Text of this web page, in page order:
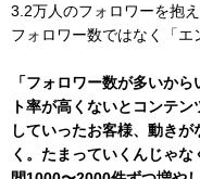
3.2万人のフォロワーを抱
フォロワー数ではなく「エ
「フォロワー数が多いか
ト率が高くないとコンテ
していったお客様、動き
く。たまっていくんじゃ